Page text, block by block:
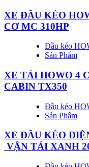
XE ĐẦU KÉO
CƠ MC 310HP
Đầu kéo
Sản Phẩm
XE TẢI HOWO 4
CABIN TX350
Đầu kéo
Sản Phẩm
XE ĐẦU KÉO
VẬN TẢI XANH